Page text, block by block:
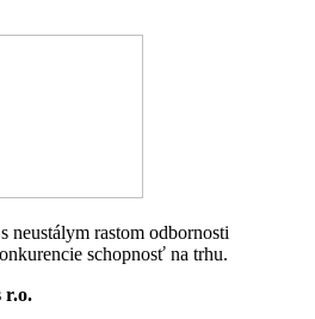
neustálym rastom odbornosti
schopnosť na trhu.
r.o.